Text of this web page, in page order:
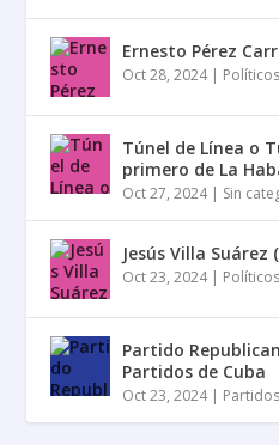
Ernesto Pérez
Oct 28, 2024| Políticos
Túnel de Línea o
primero de La
Oct 27, 2024| Sin
Jesús Villa Suárez
Oct 23, 2024| Políticos
Partido
Partidos de Cuba
Oct 23, 2024|